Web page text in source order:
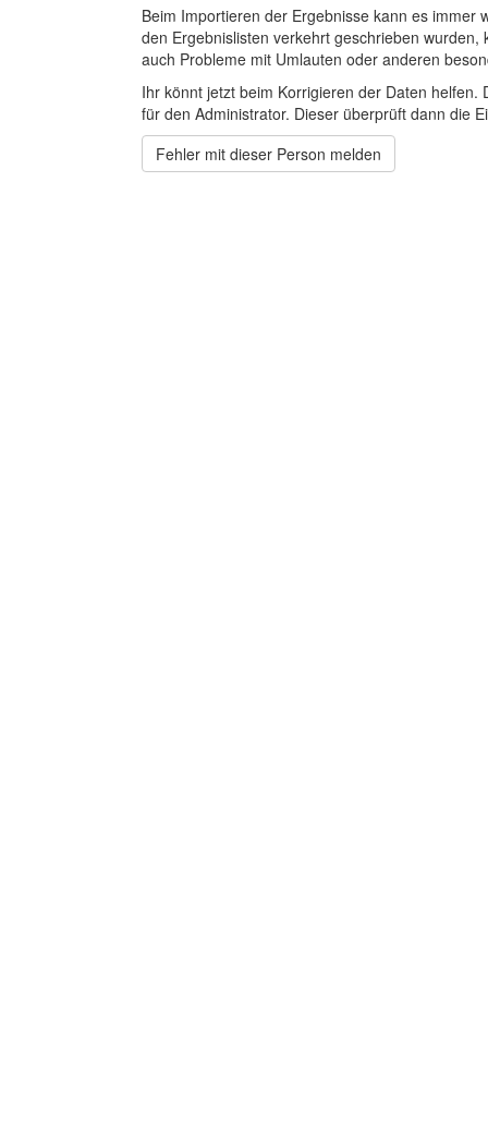
Beim Importieren der Ergebnisse kann es
den Ergebnislisten verkehrt geschrieben
auch Probleme mit Umlauten oder anderen
Ihr könnt jetzt beim Korrigieren der Daten
für den Administrator. Dieser überprüft dann die
Fehler mit dieser Person melden